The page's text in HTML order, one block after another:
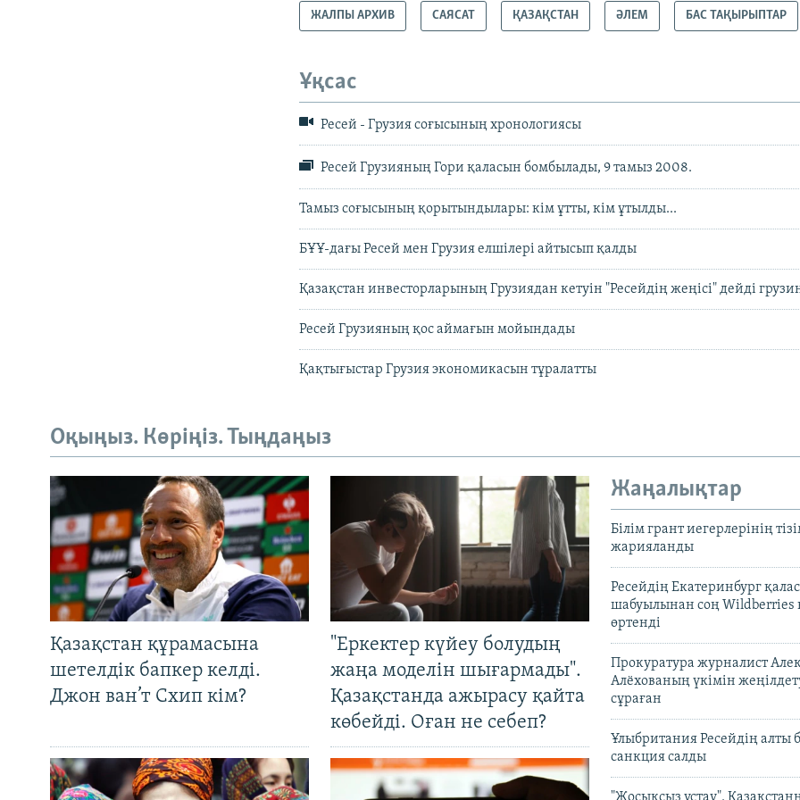
ЖАЛПЫ АРХИВ САЯСАТ ҚАЗАҚСТАН ӘЛЕМ БАС ТАҚЫРЫПТАР
Ұқсас
Ресей - Грузия соғысының хронологиясы
Ресей Грузияның Гори қаласын бомбылады, 9 тамыз 2008.
Тамыз соғысының қорытындылары: кім ұтты, кім ұтылды...
БҰҰ-дағы Ресей мен Грузия елшілері айтысып қалды
Қазақстан инвесторларының Грузиядан кетуін "Ресейдің жеңісі" дейді
Ресей Грузияның қос аймағын мойындады
Қақтығыстар Грузия экономикасын тұралатты
Оқыңыз. Көріңіз. Тыңдаңыз
Қазақстан құрамасына
шетелдік бапкер келді.
Джон ван’т Схип кім?
"Еркектер күйеу болудың
жаңа моделін шығармады".
Қазақстанда ажырасу қайта
көбейді. Оған не себеп?
Жаңалықтар
Білім грант иегерлерінің
жарияланды
Ресейдің Екатеринбург
шабуылынан соң Wildberries
өртенді
Прокуратура журналист
Алёхованың үкімін
сұраған
Ұлыбритания Ресейдің алты
санкция салды
"Жосықсыз ұстау".